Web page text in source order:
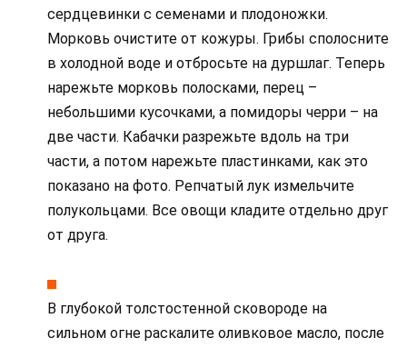
сердцевинки с семенами и плодоножки.
Морковь очистите от кожуры. Грибы сполосните
в холодной воде и отбросьте на дуршлаг. Теперь
нарежьте морковь полосками, перец –
небольшими кусочками, а помидоры черри – на
две части. Кабачки разрежьте вдоль на три
части, а потом нарежьте пластинками, как это
показано на фото. Репчатый лук измельчите
полукольцами. Все овощи кладите отдельно друг
от друга.
В глубокой толстостенной сковороде на
сильном огне раскалите оливковое масло, после